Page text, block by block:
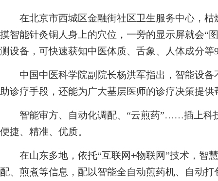
在北京市西城区金融街社区卫生服务中心，枯
摸智能针灸铜人身上的穴位，一旁的显示屏就会“
测设备，可快速获知中医体质、舌象、人体成分等
中国中医科学院副院长杨洪军指出，智能设备
助诊疗手段，还能为广大基层医师的诊疗决策提
智能审方、自动化调配、“云煎药”……插上科
便捷、精准、优质。
在山东多地，依托“互联网+物联网”技术，智
配、煎煮等信息，配以智能全自动煎药机、自动